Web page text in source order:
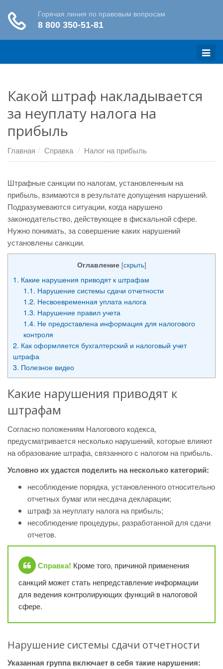
Меню
Какой штраф накладывается
за неуплату налога на
прибыль
Главная Справка Налог на прибыль
Штрафные санкции по налогам, установленным на
прибыль, взимаются в результате допущения нарушений.
Подразумеваются ситуации, когда нарушено
законодательство, действующее в фискальной сфере.
Нужно понимать, за совершение каких нарушений
установлены санкции.
Оглавление [скрыть]
1. Какие нарушения приводят к штрафам
1.1. Нарушение системы сдачи отчетности
1.2. Несвоевременная уплата налога
1.3. Нарушение правил учета
1.4. Не предоставлена информация для налогового
контроля
2. Как оформляется бухгалтерский и налоговый учет
штрафа
3. Полезное видео
Какие нарушения приводят к
штрафам
Согласно положениям Налогового кодекса,
предусматривается несколько нарушений, которые влияют
на образование штрафа, связанного с налогом на прибыль.
Условно их удастся поделить на несколько категорий:
несоблюдение порядка, установленного относительно
отчетных бумаг или несдача декларации;
штраф за неуплату налога на прибыль;
несоблюдение процедуры, разработанной для сдачи
отчетов.
Справка! Кроме того, причиной применения
санкций может стать непредставление информации
для ведения контролирующих функций в налоговой
сфере.
Нарушение системы сдачи отчетности
Указанная группа включает в себя такие нарушения: